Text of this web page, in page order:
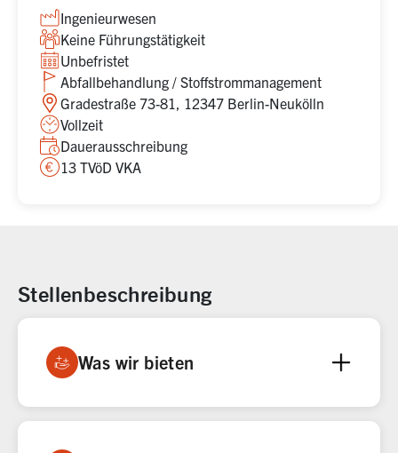
Ingenieurwesen
Keine Führungstätigkeit
Unbefristet
Abfallbehandlung / Stoffstrommanagement
Gradestraße 73-81, 12347 Berlin-Neukölln
Vollzeit
Dauerausschreibung
13 TVöD VKA
Stellenbeschreibung
Was wir bieten